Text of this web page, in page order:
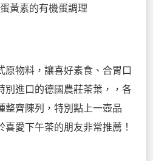
黃素的有機蛋調理
原物料，讓喜好素食、合胃口
別進口的德國農莊茶葉，，各
整齊陳列，特別點上一壺品
愛下午茶的朋友非常推薦！